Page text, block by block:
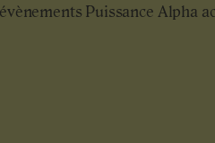
Puissance Alpha